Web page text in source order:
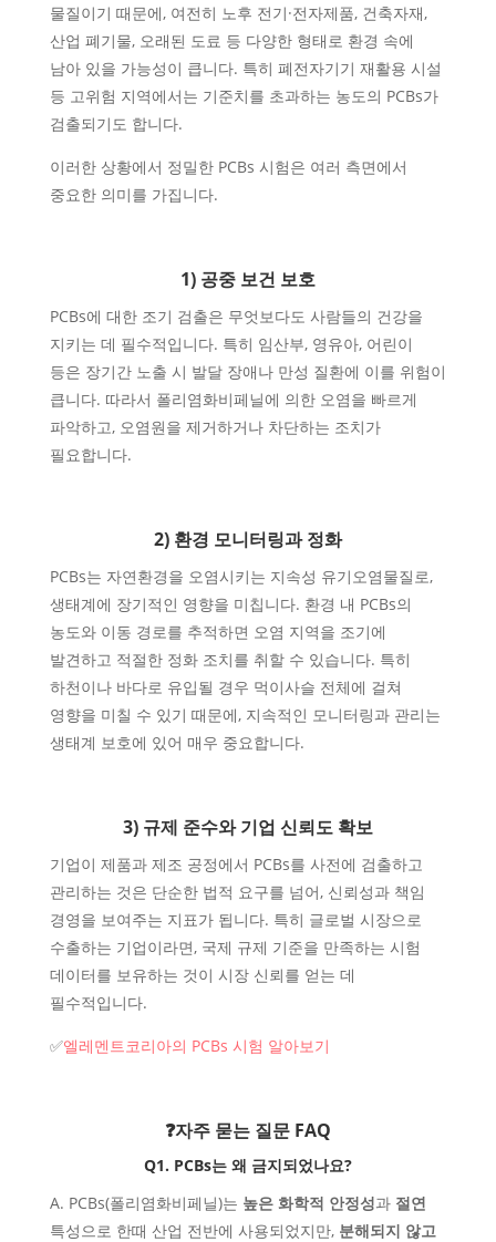
물질이기 때문에, 여전히 노후 전기·전자제품, 건축자재,
산업 폐기물, 오래된 도료 등 다양한 형태로 환경 속에
남아 있을 가능성이 큽니다. 특히 폐전자기기 재활용 시설
등 고위험 지역에서는 기준치를 초과하는 농도의 PCBs가
검출되기도 합니다.
이러한 상황에서 정밀한 PCBs 시험은 여러 측면에서
중요한 의미를 가집니다.
1) 공중 보건 보호
PCBs에 대한 조기 검출은 무엇보다도 사람들의 건강을
지키는 데 필수적입니다. 특히 임산부, 영유아, 어린이
등은 장기간 노출 시 발달 장애나 만성 질환에 이를 위험이
큽니다. 따라서 폴리염화비페닐에 의한 오염을 빠르게
파악하고, 오염원을 제거하거나 차단하는 조치가
필요합니다.
2) 환경 모니터링과 정화
PCBs는 자연환경을 오염시키는 지속성 유기오염물질로,
생태계에 장기적인 영향을 미칩니다. 환경 내 PCBs의
농도와 이동 경로를 추적하면 오염 지역을 조기에
발견하고 적절한 정화 조치를 취할 수 있습니다. 특히
하천이나 바다로 유입될 경우 먹이사슬 전체에 걸쳐
영향을 미칠 수 있기 때문에, 지속적인 모니터링과 관리는
생태계 보호에 있어 매우 중요합니다.
3) 규제 준수와 기업 신뢰도 확보
기업이 제품과 제조 공정에서 PCBs를 사전에 검출하고
관리하는 것은 단순한 법적 요구를 넘어, 신뢰성과 책임
경영을 보여주는 지표가 됩니다. 특히 글로벌 시장으로
수출하는 기업이라면, 국제 규제 기준을 만족하는 시험
데이터를 보유하는 것이 시장 신뢰를 얻는 데
필수적입니다.
✅엘레멘트코리아의 PCBs 시험 알아보기
❓자주 묻는 질문 FAQ
Q1. PCBs는 왜 금지되었나요?
A. PCBs(폴리염화비페닐)는 높은 화학적 안정성과 절연
특성으로 한때 산업 전반에 사용되었지만, 분해되지 않고